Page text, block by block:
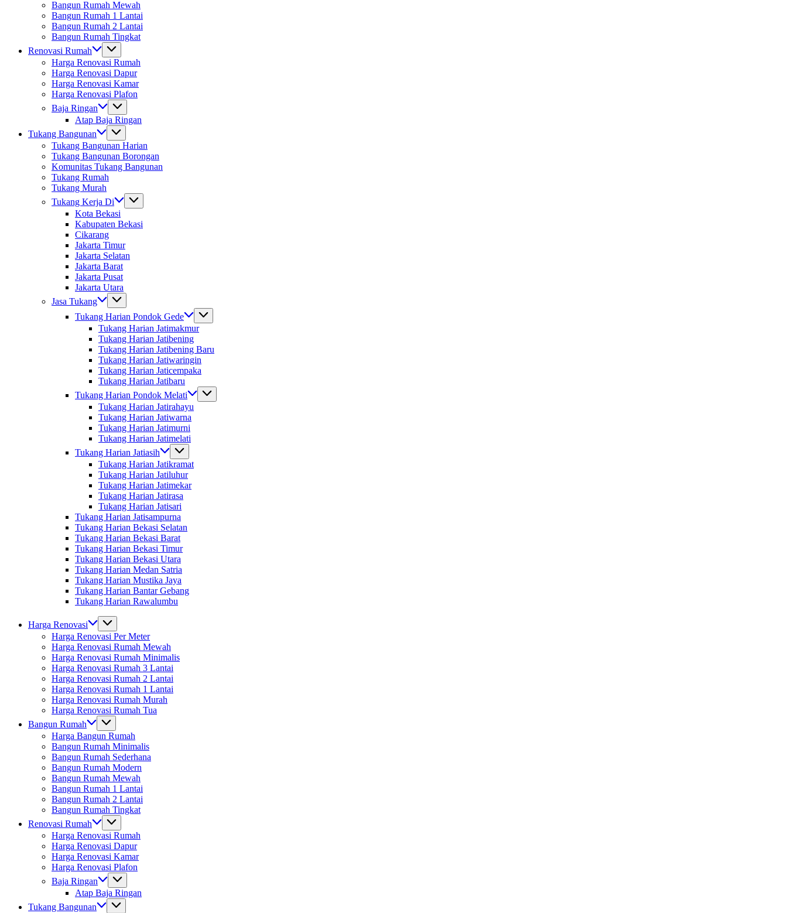
Bangun Rumah Mewah
Bangun Rumah 1 Lantai
Bangun Rumah 2 Lantai
Bangun Rumah Tingkat
Renovasi Rumah
Harga Renovasi Rumah
Harga Renovasi Dapur
Harga Renovasi Kamar
Harga Renovasi Plafon
Baja Ringan
Atap Baja Ringan
Tukang Bangunan
Tukang Bangunan Harian
Tukang Bangunan Borongan
Komunitas Tukang Bangunan
Tukang Rumah
Tukang Murah
Tukang Kerja Di
Kota Bekasi
Kabupaten Bekasi
Cikarang
Jakarta Timur
Jakarta Selatan
Jakarta Barat
Jakarta Pusat
Jakarta Utara
Jasa Tukang
Tukang Harian Pondok Gede
Tukang Harian Jatimakmur
Tukang Harian Jatibening
Tukang Harian Jatibening Baru
Tukang Harian Jatiwaringin
Tukang Harian Jaticempaka
Tukang Harian Jatibaru
Tukang Harian Pondok Melati
Tukang Harian Jatirahayu
Tukang Harian Jatiwarna
Tukang Harian Jatimurni
Tukang Harian Jatimelati
Tukang Harian Jatiasih
Tukang Harian Jatikramat
Tukang Harian Jatiluhur
Tukang Harian Jatimekar
Tukang Harian Jatirasa
Tukang Harian Jatisari
Tukang Harian Jatisampurna
Tukang Harian Bekasi Selatan
Tukang Harian Bekasi Barat
Tukang Harian Bekasi Timur
Tukang Harian Bekasi Utara
Tukang Harian Medan Satria
Tukang Harian Mustika Jaya
Tukang Harian Bantar Gebang
Tukang Harian Rawalumbu
Harga Renovasi
Harga Renovasi Per Meter
Harga Renovasi Rumah Mewah
Harga Renovasi Rumah Minimalis
Harga Renovasi Rumah 3 Lantai
Harga Renovasi Rumah 2 Lantai
Harga Renovasi Rumah 1 Lantai
Harga Renovasi Rumah Murah
Harga Renovasi Rumah Tua
Bangun Rumah
Harga Bangun Rumah
Bangun Rumah Minimalis
Bangun Rumah Sederhana
Bangun Rumah Modern
Bangun Rumah Mewah
Bangun Rumah 1 Lantai
Bangun Rumah 2 Lantai
Bangun Rumah Tingkat
Renovasi Rumah
Harga Renovasi Rumah
Harga Renovasi Dapur
Harga Renovasi Kamar
Harga Renovasi Plafon
Baja Ringan
Atap Baja Ringan
Tukang Bangunan